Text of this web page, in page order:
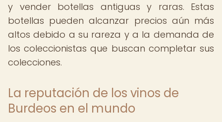
y vender botellas antiguas y raras. Estas
botellas pueden alcanzar precios aún más
altos debido a su rareza y a la demanda de
los coleccionistas que buscan completar sus
colecciones.
La reputación de los vinos de
Burdeos en el mundo